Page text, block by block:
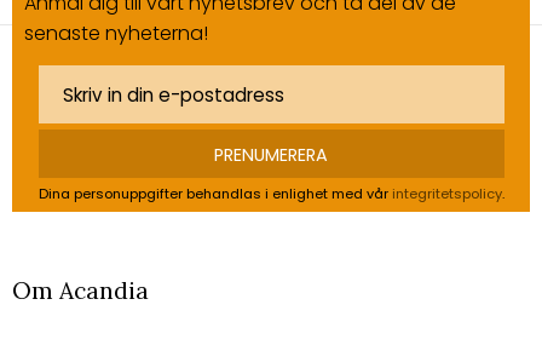
senaste nyheterna!
PRENUMERERA
Dina personuppgifter behandlas i enlighet med vår integritetspolicy.
Om Acandia